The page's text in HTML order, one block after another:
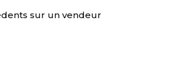
sur un vendeur